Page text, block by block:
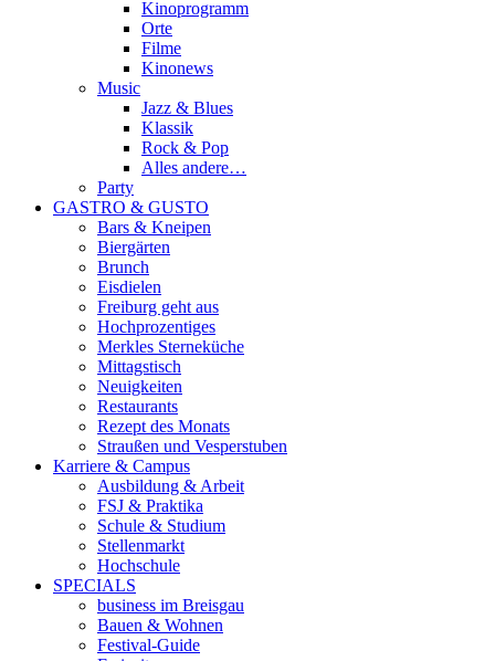
Kinoprogramm
Orte
Filme
Kinonews
Music
Jazz & Blues
Klassik
Rock & Pop
Alles andere…
Party
GASTRO & GUSTO
Bars & Kneipen
Biergärten
Brunch
Eisdielen
Freiburg geht aus
Hochprozentiges
Merkles Sterneküche
Mittagstisch
Neuigkeiten
Restaurants
Rezept des Monats
Straußen und Vesperstuben
Karriere & Campus
Ausbildung & Arbeit
FSJ & Praktika
Schule & Studium
Stellenmarkt
Hochschule
SPECIALS
business im Breisgau
Bauen & Wohnen
Festival-Guide